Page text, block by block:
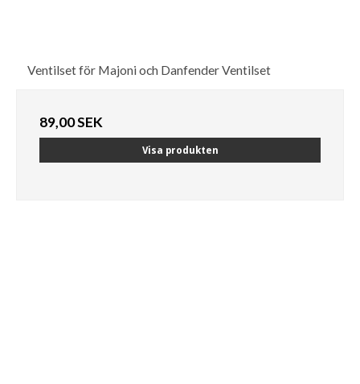
Ventilset för Majoni och Danfender Ventilset
89,00 SEK
Visa produkten